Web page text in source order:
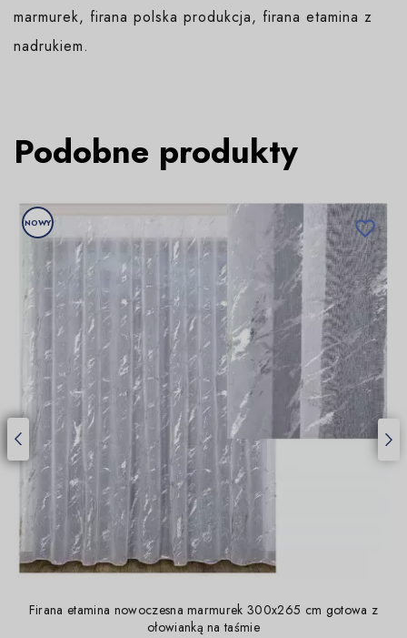
marmurek, firana polska produkcja, firana etamina z
nadrukiem.
Podobne produkty
NOWY
Firana etamina nowoczesna marmurek 300x265 cm gotowa z
ołowianką na taśmie
